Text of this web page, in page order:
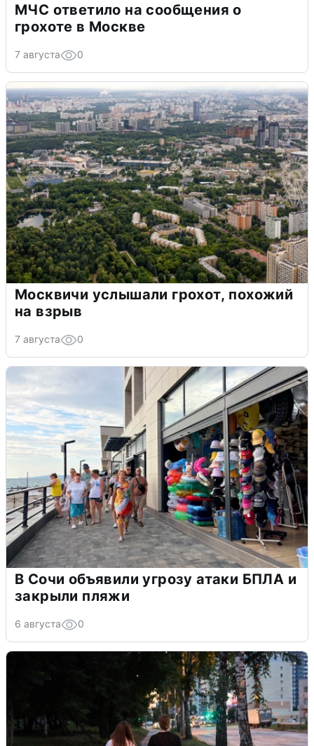
МЧС ответило на сообщения о
грохоте в Москве
7 августа 0
Москвичи услышали грохот, похожий
на взрыв
7 августа 0
В Сочи объявили угрозу атаки БПЛА и
закрыли пляжи
6 августа 0